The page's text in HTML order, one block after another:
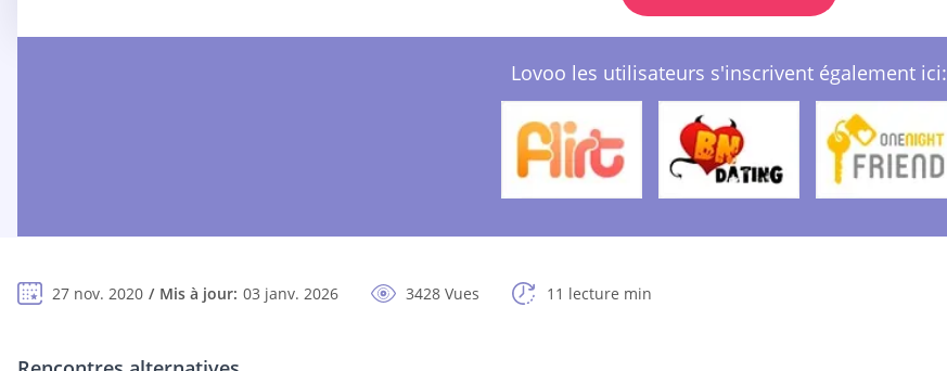
Lovoo les utilisateurs s'inscrivent également ici:
27 nov. 2020 Mis à jour: 03 janv. 2026 3428 Vues 11 lecture min